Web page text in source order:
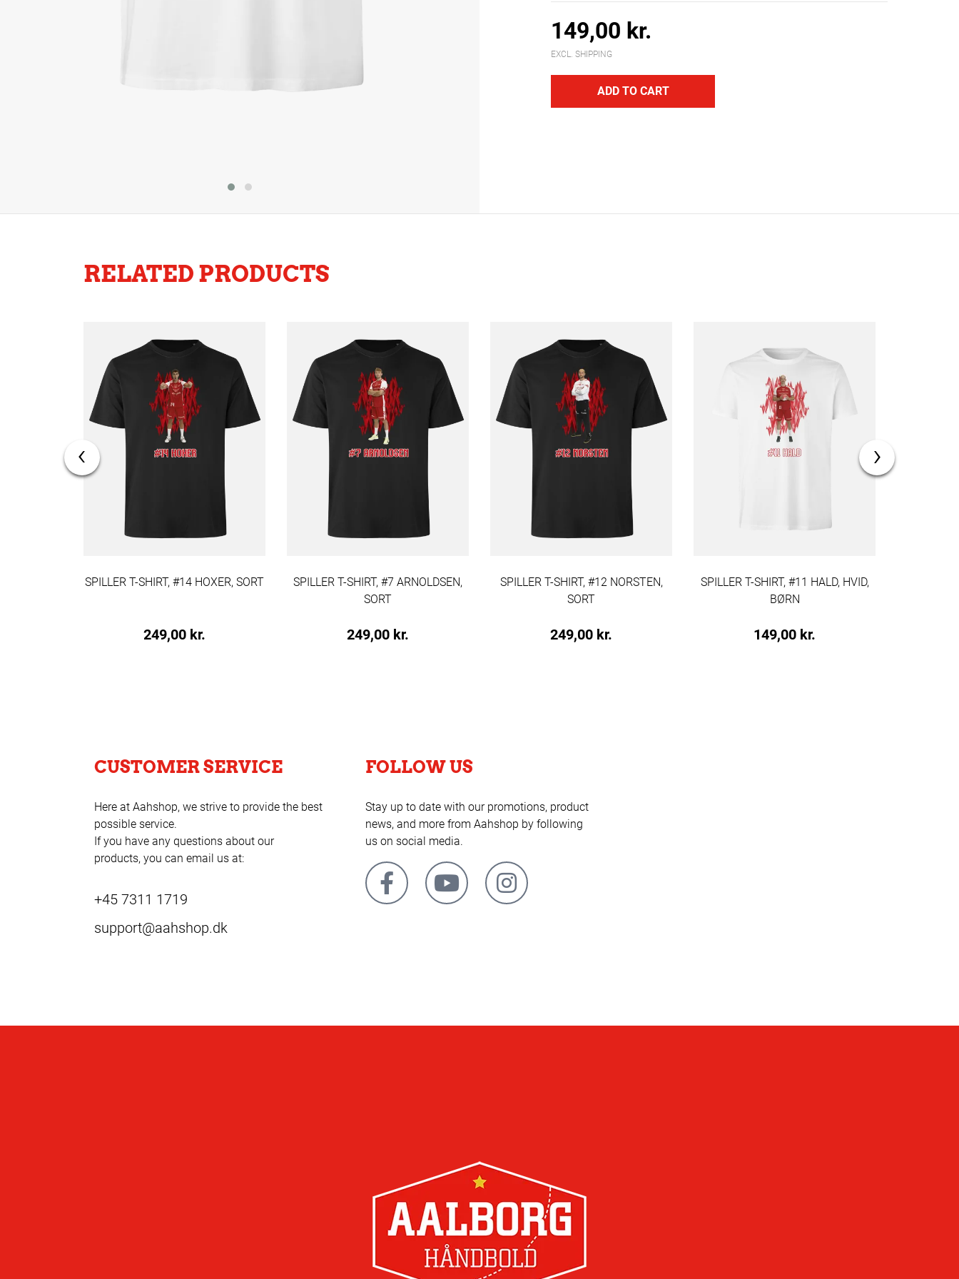
149,00 kr.
EXCL. SHIPPING
ADD TO CART
RELATED PRODUCTS
SPILLER T-SHIRT, #14 HOXER, SORT
249,00 kr.
SPILLER T-SHIRT, #7 ARNOLDSEN,
SORT
249,00 kr.
SPILLER T-SHIRT, #12 NORSTEN,
SORT
249,00 kr.
SPILLER T-SHIRT, #11 HALD, HVID,
BØRN
149,00 kr.
‹ ›
CUSTOMER SERVICE
Here at Aahshop, we strive to provide the best
possible service.
If you have any questions about our
products, you can email us at:
+45 7311 1719
support@aahshop.dk
FOLLOW US
Stay up to date with our promotions, product
news, and more from Aahshop by following
us on social media.